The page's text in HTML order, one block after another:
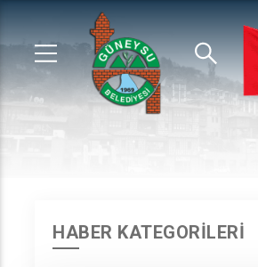
HABER KATEGORİLERİ